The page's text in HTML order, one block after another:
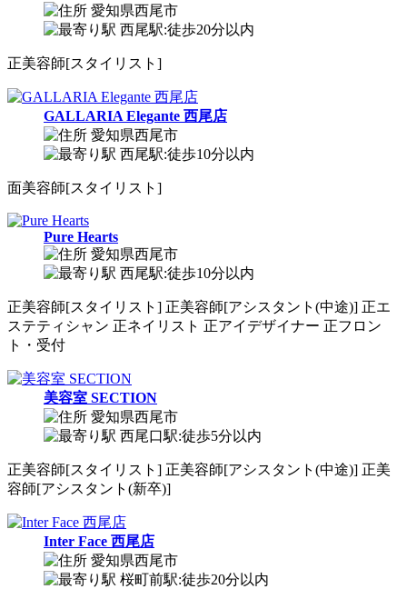
愛知県西尾市
西尾駅:徒歩20分以内
正美容師[スタイリスト]
GALLARIA Elegante 西尾店
愛知県西尾市
西尾駅:徒歩10分以内
面美容師[スタイリスト]
Pure Hearts
愛知県西尾市
西尾駅:徒歩10分以内
正美容師[スタイリスト] 正美容師[アシスタント(中途)] 正エ
ステティシャン 正ネイリスト 正アイデザイナー 正フロン
ト・受付
美容室 SECTION
愛知県西尾市
西尾口駅:徒歩5分以内
正美容師[スタイリスト] 正美容師[アシスタント(中途)] 正美
容師[アシスタント(新卒)]
Inter Face 西尾店
愛知県西尾市
桜町前駅:徒歩20分以内